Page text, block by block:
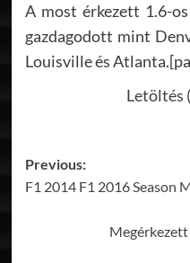
A most érkezett 1.6-
gazdagodott mint
Louisville és
Letöltés
Post
navigation
Previous:
F1 2014 F1 2016 Season
Megérkezett